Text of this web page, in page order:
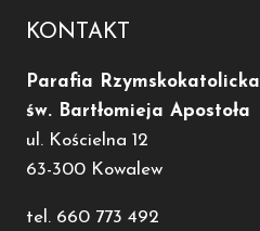
KONTAKT
Parafia Rzymskokatolicka
św. Bartłomieja Apostoła
ul. Kościelna 12
63-300 Kowalew
tel. 660 773 492